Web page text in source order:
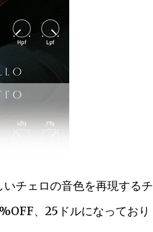
チェロの音色を再現するチ
、25ドルになっており